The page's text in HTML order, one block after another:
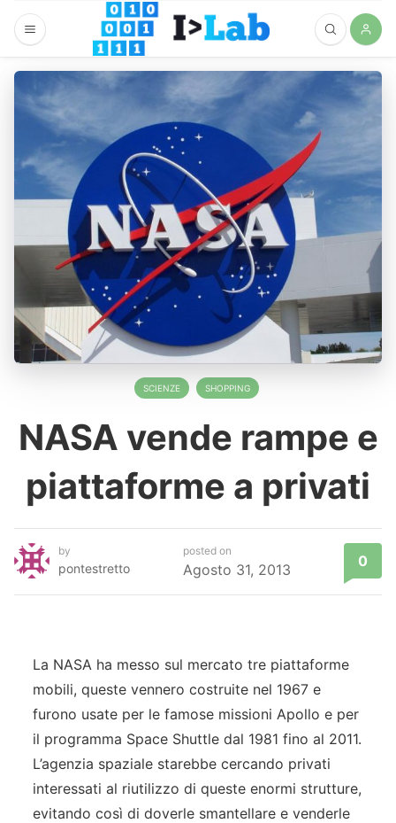
SCIENZE SHOPPING
NASA vende rampe e
piattaforme a privati
by
pontestretto
posted on
Agosto 31, 2013 0
La NASA ha messo sul mercato tre piattaforme
mobili, queste vennero costruite nel 1967 e
furono usate per le famose missioni Apollo e per
il programma Space Shuttle dal 1981 fino al 2011.
L’agenzia spaziale starebbe cercando privati
interessati al riutilizzo di queste enormi strutture,
evitando così di doverle smantellare e venderle